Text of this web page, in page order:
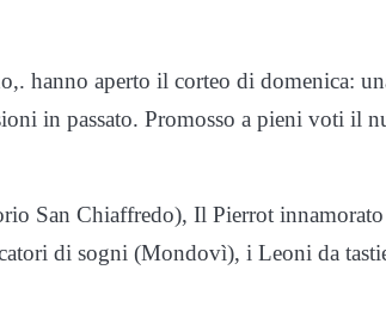
hanno aperto il corteo di domenica:
in passato. Promosso a pieni voti il
San Chiaffredo), Il Pierrot
di sogni (Mondovì), i Leoni da